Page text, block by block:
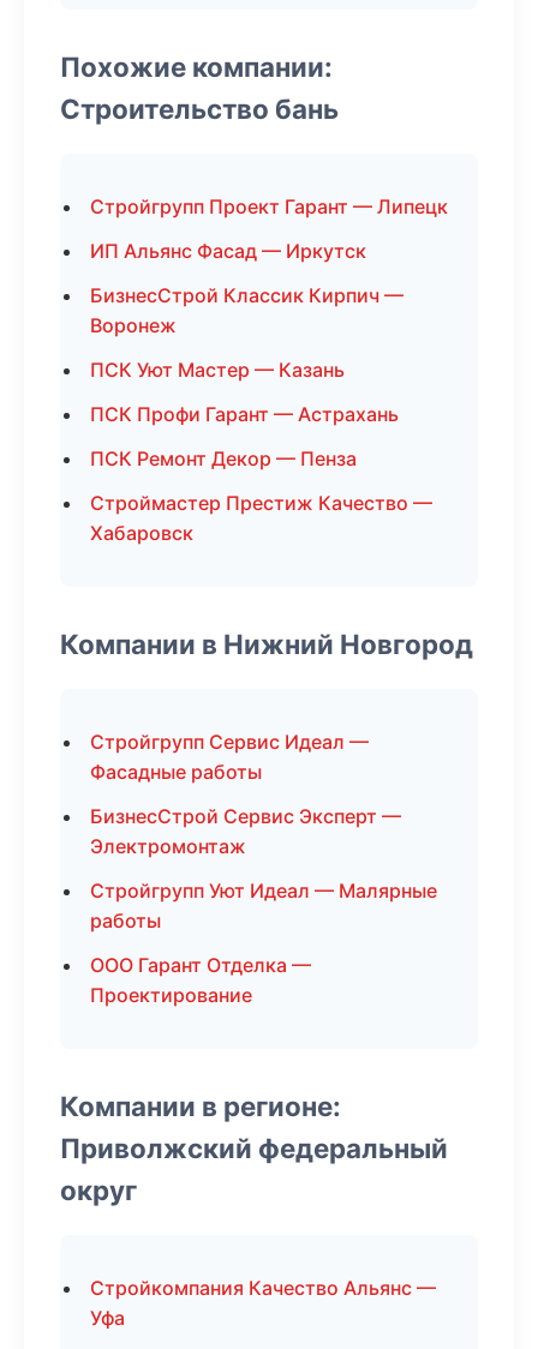
Похожие компании:
Строительство бань
Стройгрупп Проект Гарант — Липецк
ИП Альянс Фасад — Иркутск
БизнесСтрой Классик Кирпич —
Воронеж
ПСК Уют Мастер — Казань
ПСК Профи Гарант — Астрахань
ПСК Ремонт Декор — Пенза
Строймастер Престиж Качество —
Хабаровск
Компании в Нижний Новгород
Стройгрупп Сервис Идеал —
Фасадные работы
БизнесСтрой Сервис Эксперт —
Электромонтаж
Стройгрупп Уют Идеал — Малярные
работы
ООО Гарант Отделка —
Проектирование
Компании в регионе:
Приволжский федеральный
округ
Стройкомпания Качество Альянс —
Уфа